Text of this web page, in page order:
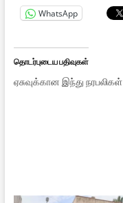
WhatsApp
தொடர்புடைய பதிவுகள்
ஏசுவுக்கான இந்து நரபலிகள்